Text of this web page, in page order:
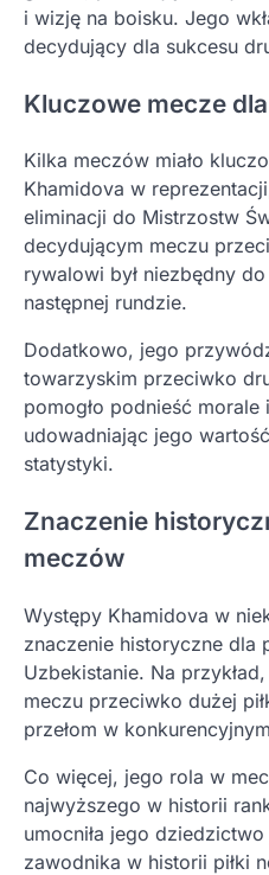
i wizję na boisku. Jego
decydujący dla sukcesu
Kluczowe mecze
Kilka meczów miało
Khamidova w
eliminacji do Mistrzostw
decydującym meczu
rywalowi był niezbędny
następnej rundzie.
Dodatkowo, jego
towarzyskim przeciwko
pomogło podnieść
udowadniając jego
statystyki.
Znaczenie
meczów
Występy Khamidova w
znaczenie historyczne dla
Uzbekistanie. Na
meczu przeciwko dużej
przełom w
Co więcej, jego rola w
najwyższego w historii
umocniła jego
zawodnika w historii piłki